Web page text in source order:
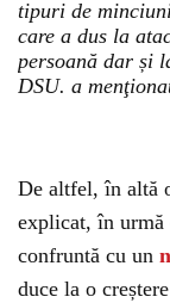
tipuri de
care a dus la
persoană dar și
DSU. a
De altfel, în altă
explicat, în urmă
confruntă cu un
duce la o